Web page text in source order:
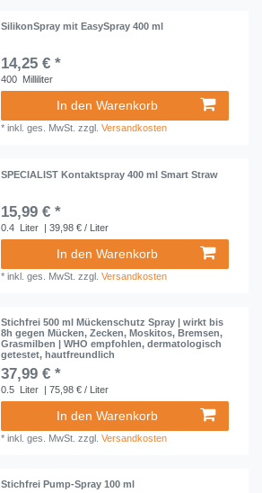
SilikonSpray mit EasySpray 400 ml
14,25 € *
400 Milliliter
In den Warenkorb
*inkl. ges. MwSt. zzgl.Versandkosten
SPECIALIST Kontaktspray 400 ml Smart Straw
15,99 € *
0.4 Liter | 39,98 € / Liter
In den Warenkorb
*inkl. ges. MwSt. zzgl.Versandkosten
Stichfrei 500 ml Mückenschutz Spray | wirkt bis
8h gegen Mücken, Zecken, Moskitos, Bremsen,
Grasmilben | WHO empfohlen, dermatologisch
getestet, hautfreundlich
37,99 € *
0.5 Liter | 75,98 € / Liter
In den Warenkorb
*inkl. ges. MwSt. zzgl.Versandkosten
Stichfrei Pump-Spray 100 ml